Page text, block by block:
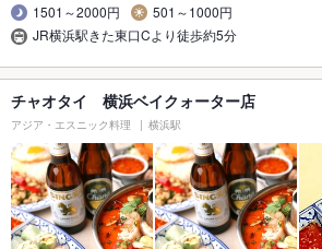
1501～2000円
501～1000円
JR横浜駅きた東口Cより徒歩約5分
チャオタイ 横浜ベイクォーター店
アジア・エスニック料理 横浜駅